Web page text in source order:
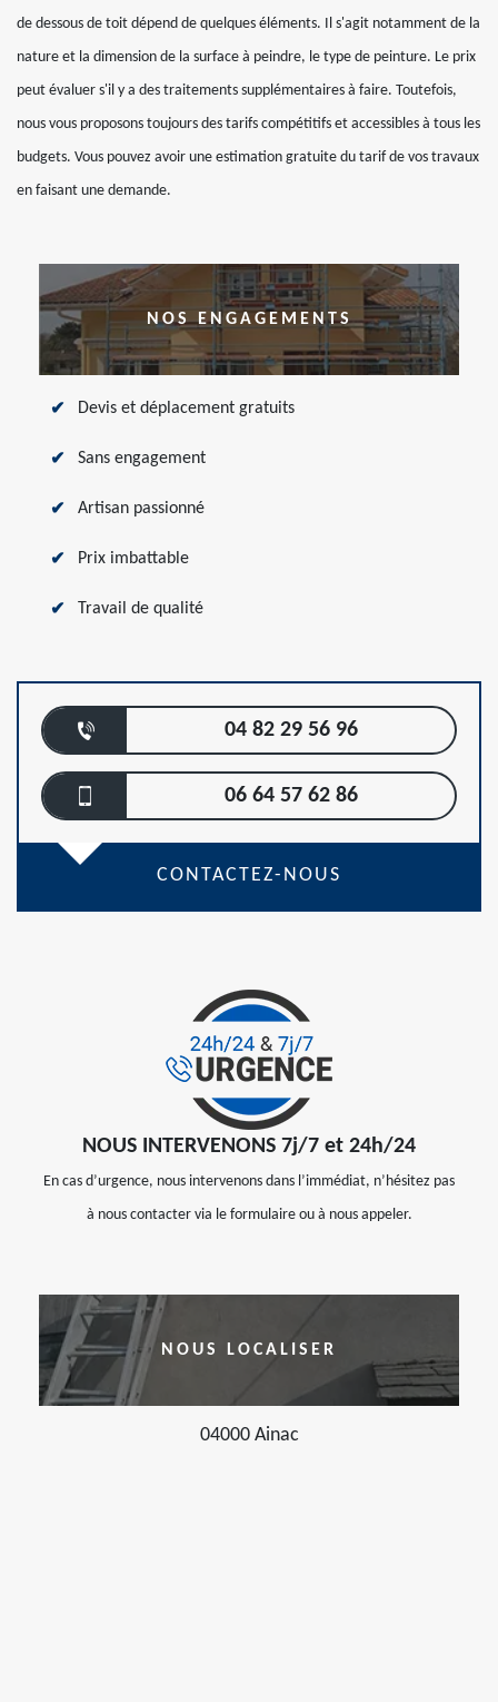
de dessous de toit dépend de quelques éléments. Il s'agit notamment de la
nature et la dimension de la surface à peindre, le type de peinture. Le prix
peut évaluer s'il y a des traitements supplémentaires à faire. Toutefois,
nous vous proposons toujours des tarifs compétitifs et accessibles à tous les
budgets. Vous pouvez avoir une estimation gratuite du tarif de vos travaux
en faisant une demande.
NOS ENGAGEMENTS
Devis et déplacement gratuits
Sans engagement
Artisan passionné
Prix imbattable
Travail de qualité
04 82 29 56 96
06 64 57 62 86
CONTACTEZ-NOUS
NOUS INTERVENONS 7j/7 et 24h/24
En cas d’urgence, nous intervenons dans l’immédiat, n’hésitez pas
à nous contacter via le formulaire ou à nous appeler.
NOUS LOCALISER
04000 Ainac